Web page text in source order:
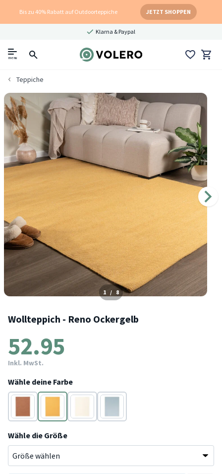
Bis zu 40% Rabatt auf Outdoorteppiche JETZT SHOPPEN
Klarna & Paypal
menu
Teppiche
1 / 8
Wollteppich - Reno Ockergelb
52.95
Inkl. MwSt.
Wähle deine Farbe
Braun Gelb Creme
Blau
Wähle die Größe